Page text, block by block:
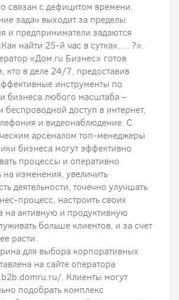
связан с дефицитом времени.
задач выходит за пределы
и предприниматели задаются
найти 25-й час в сутках…. ?».
«Дом.ru Бизнес» готов
кто в деле 24/7, предоставив
инструменты по
бизнеса любого масштаба –
беспроводной доступ в интернет,
и видеонаблюдение. С
арсеналом топ-менеджеры
бизнеса могут эффективно
процессы и оперативно
на изменения, увеличить
деятельности, точечно улучшать
процесс, настроить своих
на активную и продуктивную
больше клиентов, и за счет
расти.
для выбора корпоративных
на сайте оператора
. Клиенты могут
подобрать комплекс